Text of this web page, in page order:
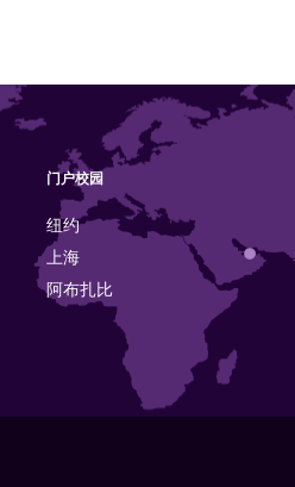
门户校园
纽约
上海
阿布扎比